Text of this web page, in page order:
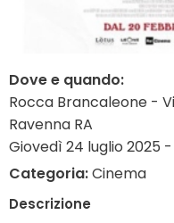
Dove e quando:
Rocca Brancaleone -
Ravenna RA
Giovedì 24 luglio 2025
Categoria:Cinema
Descrizione